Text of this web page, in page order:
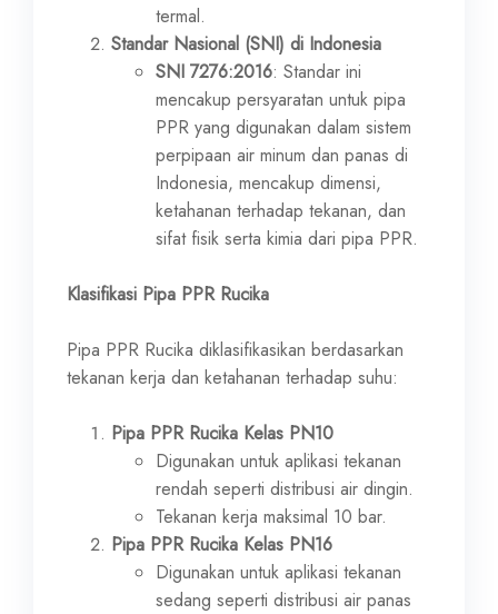
termal.
Standar Nasional (SNI) di Indonesia
SNI 7276:2016: Standar ini
mencakup persyaratan untuk pipa
PPR yang digunakan dalam sistem
perpipaan air minum dan panas di
Indonesia, mencakup dimensi,
ketahanan terhadap tekanan, dan
sifat fisik serta kimia dari pipa PPR.
Klasifikasi Pipa PPR Rucika
Pipa PPR Rucika diklasifikasikan berdasarkan
tekanan kerja dan ketahanan terhadap suhu:
Pipa PPR Rucika Kelas PN10
Digunakan untuk aplikasi tekanan
rendah seperti distribusi air dingin.
Tekanan kerja maksimal 10 bar.
Pipa PPR Rucika Kelas PN16
Digunakan untuk aplikasi tekanan
sedang seperti distribusi air panas